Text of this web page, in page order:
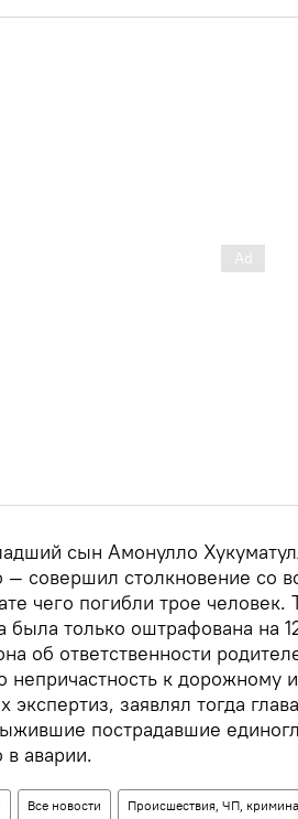
сын Амонулло
— совершил столкновение со
чего погибли трое
была только оштрафована на
об ответственности
непричастность к дорожному
экспертиз, заявлял тогда
пострадавшие
аварии.
Все новости Происшествия, ЧП,